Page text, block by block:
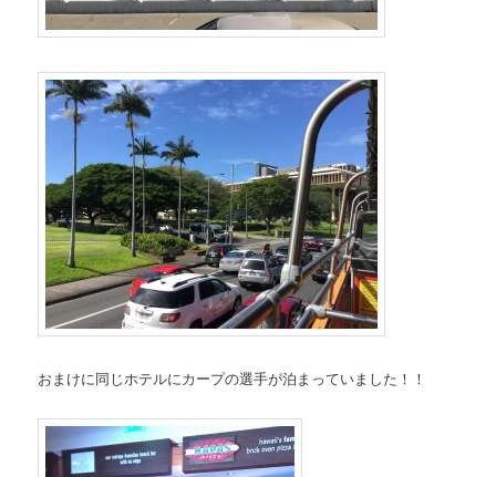
おまけに同じホテルにカープの選手が泊まっていました！！